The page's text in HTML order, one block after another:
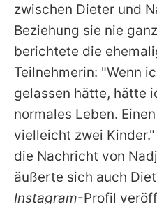
zwischen Dieter und
Beziehung sie nie
berichtete die
Teilnehmerin: "Wenn
gelassen hätte, hätte
normales Leben.
vielleicht zwei
die Nachricht von
äußerte sich auch
Instagram-Profil